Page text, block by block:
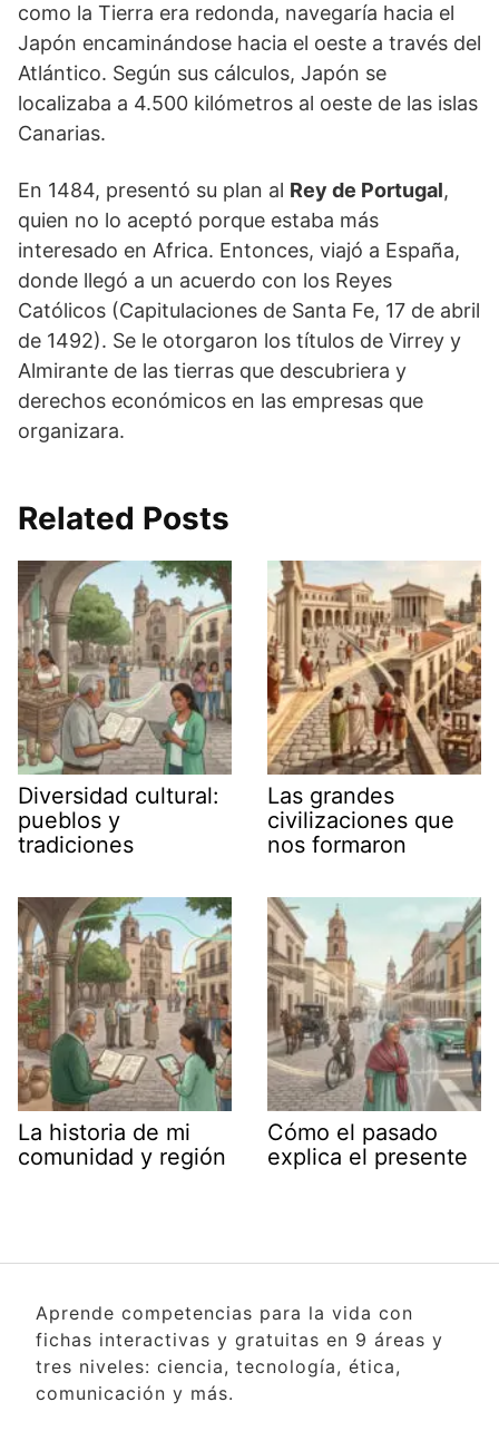
como la Tierra era redonda, navegaría hacia el
Japón encaminándose hacia el oeste a través del
Atlántico. Según sus cálculos, Japón se
localizaba a 4.500 kilómetros al oeste de las islas
Canarias.
En 1484, presentó su plan al Rey de Portugal,
quien no lo aceptó porque estaba más
interesado en Africa. Entonces, viajó a España,
donde llegó a un acuerdo con los Reyes
Católicos (Capitulaciones de Santa Fe, 17 de abril
de 1492). Se le otorgaron los títulos de Virrey y
Almirante de las tierras que descubriera y
derechos económicos en las empresas que
organizara.
Related Posts
Diversidad cultural:
pueblos y
tradiciones
Las grandes
civilizaciones que
nos formaron
La historia de mi
comunidad y región
Cómo el pasado
explica el presente
Aprende competencias para la vida con
fichas interactivas y gratuitas en 9 áreas y
tres niveles: ciencia, tecnología, ética,
comunicación y más.